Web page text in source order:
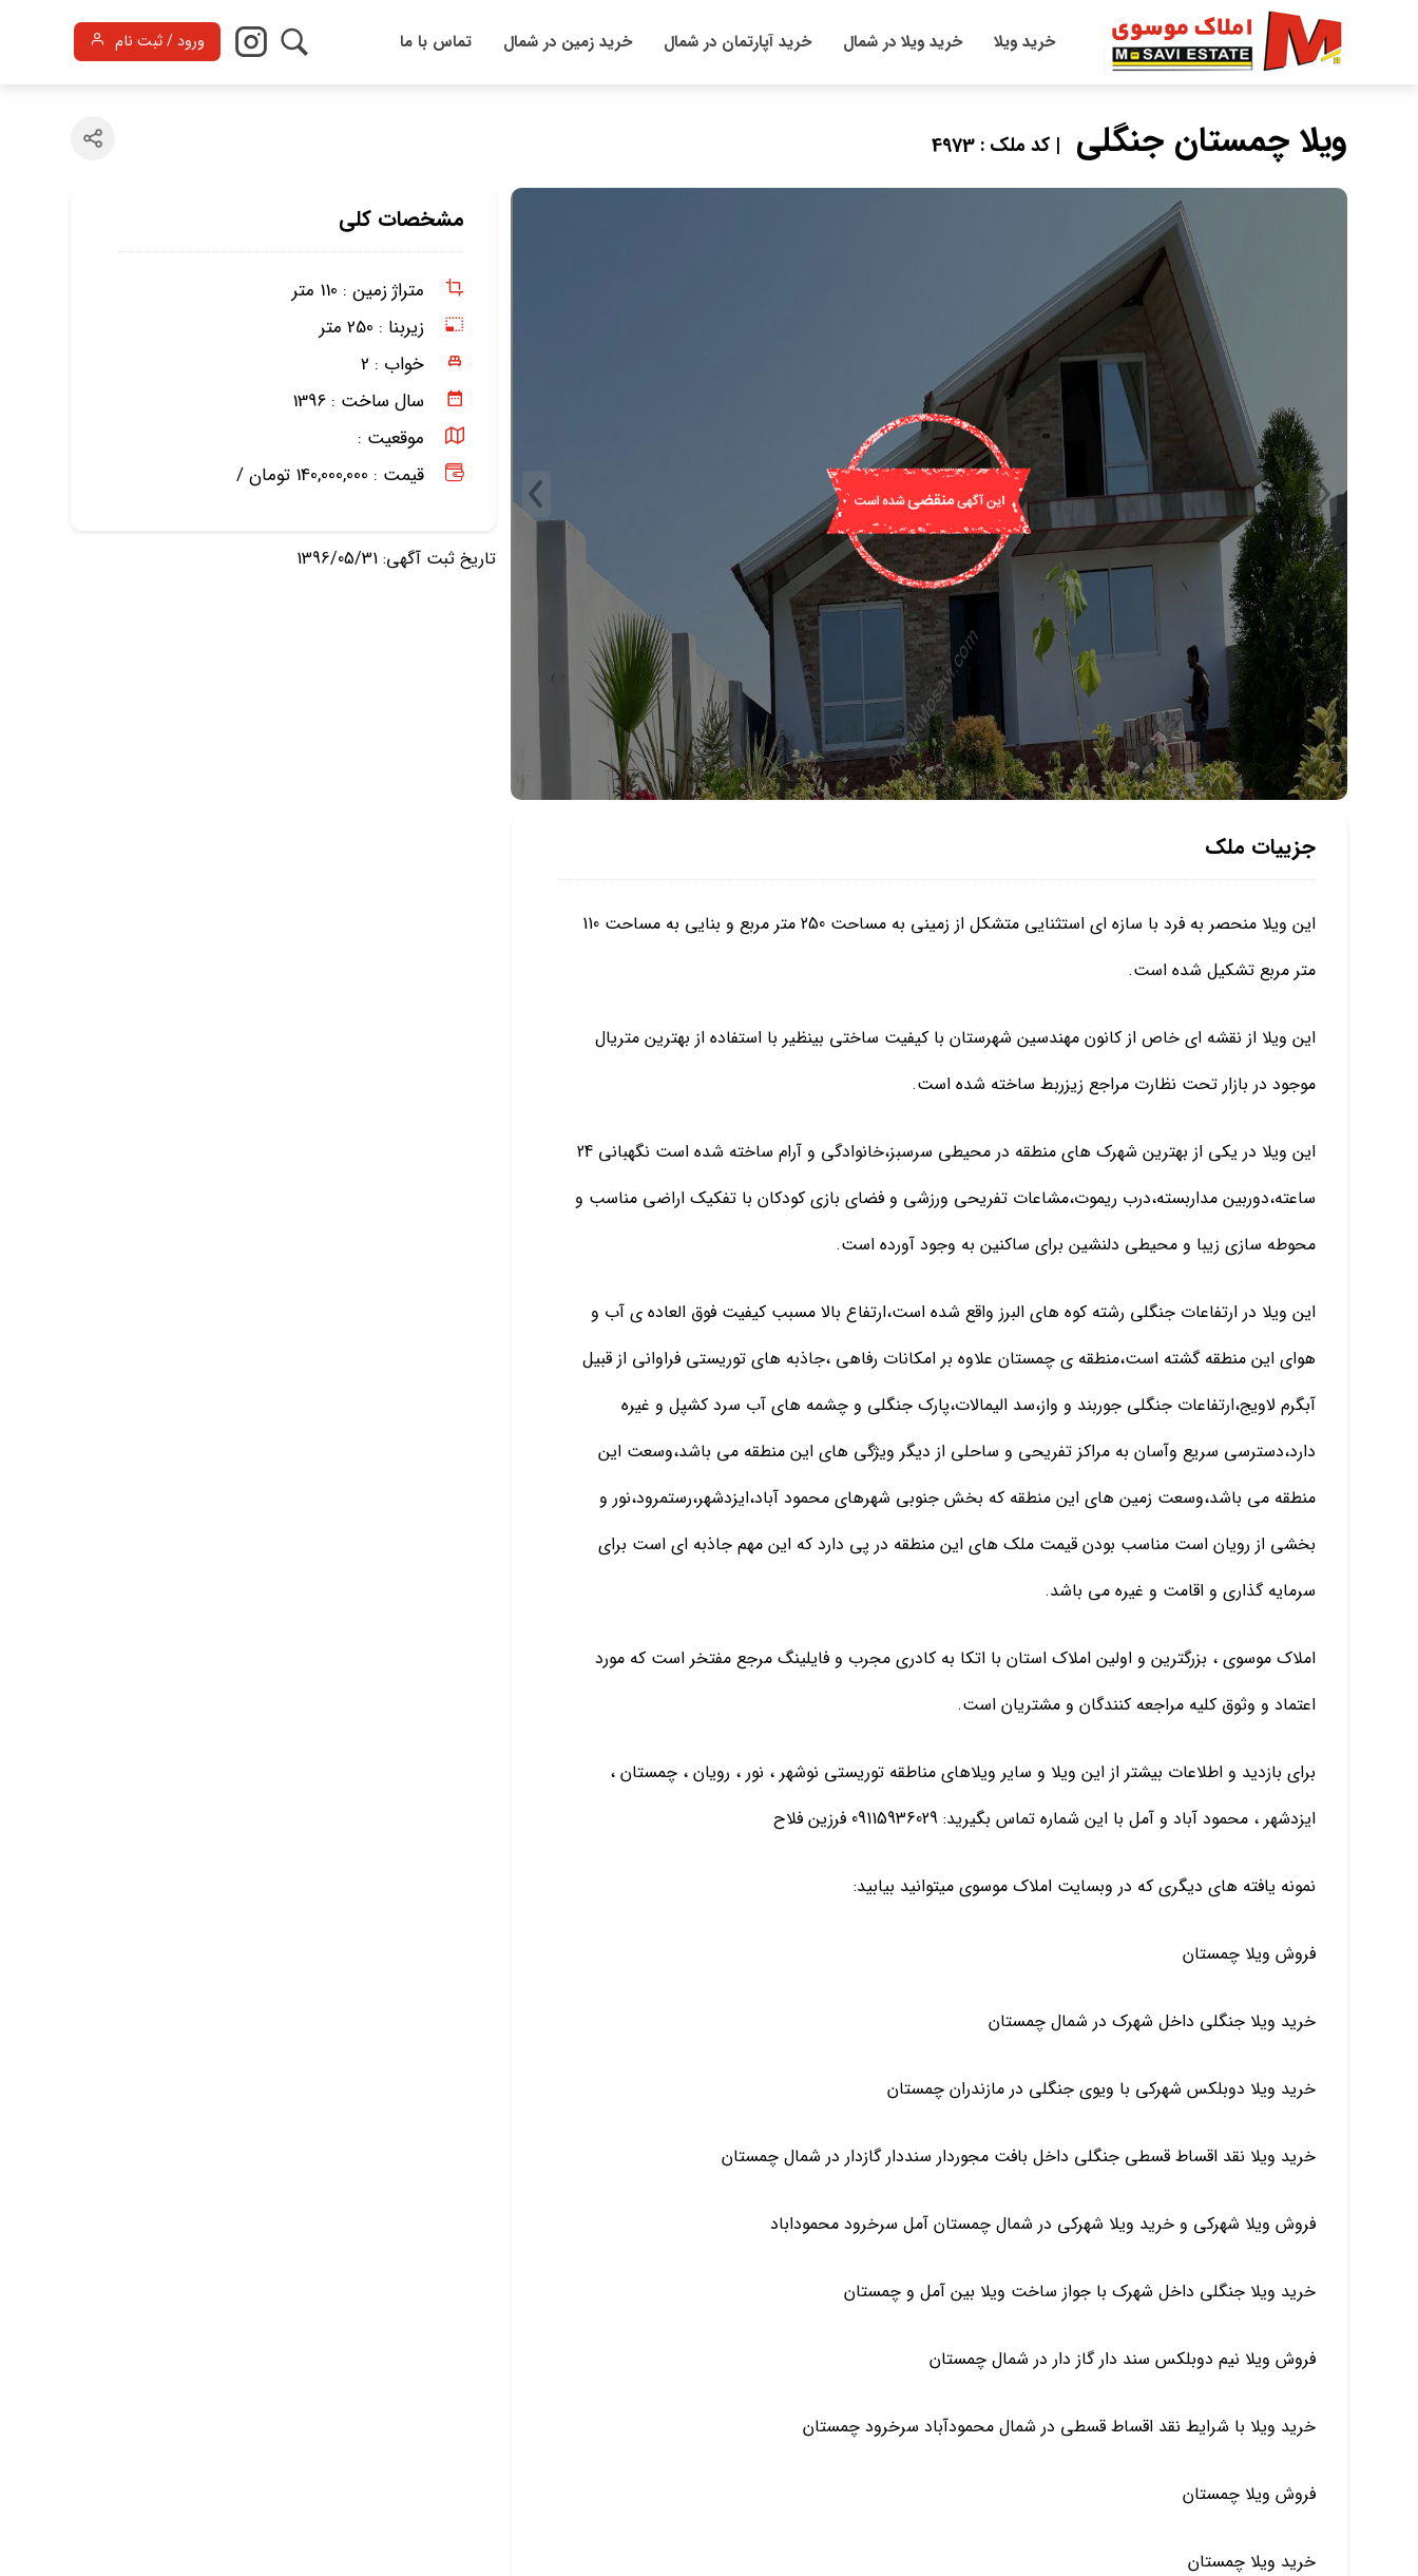
خرید ویلا خرید ویلا در شمال خرید آپارتمان در شمال خرید زمین در شمال تماس با ما ورود / ثبت نام
ویلا چمستان جنگلی | کد ملک : 4973
مشخصات کلی
متراژ زمین : 110 متر
زیربنا : 250 متر
خواب : 2
سال ساخت : 1396
موقعیت :
قیمت : 140,000,000 تومان /
تاریخ ثبت آگهی: 1396/05/31
جزییات ملک
این ویلا منحصر به فرد با سازه ای استثنایی متشکل از زمینی به مساحت 250 متر مربع و بنایی به مساحت 110
متر مربع تشکیل شده است.
این ویلا از نقشه ای خاص از کانون مهندسین شهرستان با کیفیت ساختی بینظیر با استفاده از بهترین متریال
موجود در بازار تحت نظارت مراجع زیزربط ساخته شده است.
این ویلا در یکی از بهترین شهرک های منطقه در محیطی سرسبز،خانوادگی و آرام ساخته شده است نگهبانی 24
ساعته،دوربین مداربسته،درب ریموت،مشاعات تفریحی ورزشی و فضای بازی کودکان با تفکیک اراضی مناسب و
محوطه سازی زیبا و محیطی دلنشین برای ساکنین به وجود آورده است.
این ویلا در ارتفاعات جنگلی رشته کوه های البرز واقع شده است،ارتفاع بالا مسبب کیفیت فوق العاده ی آب و
هوای این منطقه گشته است،منطقه ی چمستان علاوه بر امکانات رفاهی ،جاذبه های توریستی فراوانی از قبیل
آبگرم لاویج،ارتفاعات جنگلی جوربند و واز،سد الیمالات،پارک جنگلی و چشمه های آب سرد کشپل و غیره
دارد،دسترسی سریع وآسان به مراکز تفریحی و ساحلی از دیگر ویژگی های این منطقه می باشد،وسعت این
منطقه می باشد،وسعت زمین های این منطقه که بخش جنوبی شهرهای محمود آباد،ایزدشهر،رستمرود،نور و
بخشی از رویان است مناسب بودن قیمت ملک های این منطقه در پی دارد که این مهم جاذبه ای است برای
سرمایه گذاری و اقامت و غیره می باشد.
املاک موسوی ، بزرگترین و اولین املاک استان با اتکا به کادری مجرب و فایلینگ مرجع مفتخر است که مورد
اعتماد و وثوق کلیه مراجعه کنندگان و مشتریان است.
برای بازدید و اطلاعات بیشتر از این ویلا و سایر ویلاهای مناطقه توریستی نوشهر ، نور ، رویان ، چمستان ،
ایزدشهر ، محمود آباد و آمل با این شماره تماس بگیرید: 09115936029 فرزین فلاح
نمونه یافته های دیگری که در وبسایت املاک موسوی میتوانید بیابید:
فروش ویلا چمستان
خرید ویلا جنگلی داخل شهرک در شمال چمستان
خرید ویلا دوبلکس شهرکی با ویوی جنگلی در مازندران چمستان
خرید ویلا نقد اقساط قسطی جنگلی داخل بافت مجوردار سنددار گازدار در شمال چمستان
فروش ویلا شهرکی و خرید ویلا شهرکی در شمال چمستان آمل سرخرود محموداباد
خرید ویلا جنگلی داخل شهرک با جواز ساخت ویلا بین آمل و چمستان
فروش ویلا نیم دوبلکس سند دار گاز دار در شمال چمستان
خرید ویلا با شرایط نقد اقساط قسطی در شمال محمودآباد سرخرود چمستان
فروش ویلا چمستان
خرید ویلا چمستان